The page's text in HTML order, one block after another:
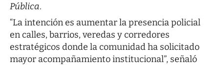
Pública.
“La intención es aumentar la presencia policial
en calles, barrios, veredas y corredores
estratégicos donde la comunidad ha solicitado
mayor acompañamiento institucional”, señaló